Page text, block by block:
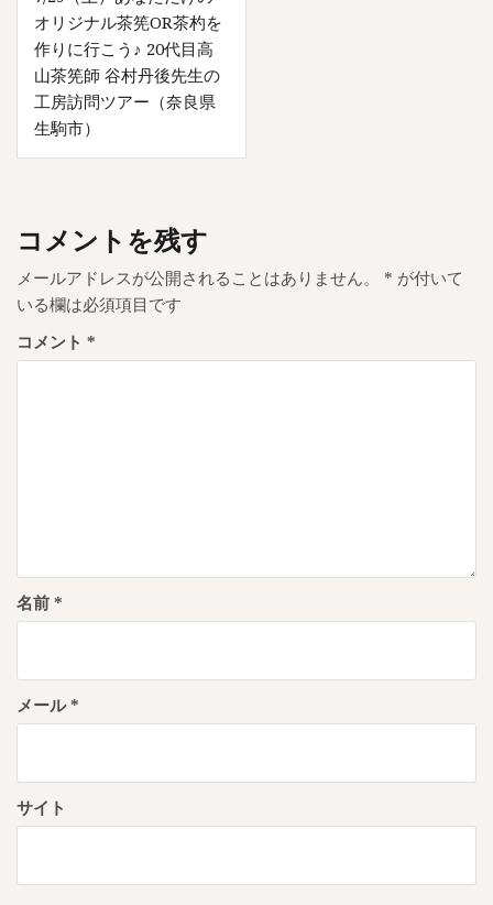
稿
ナ
ビ
ゲ
ー
ョ
ン
オリジナル茶筅OR茶杓を
作りに行こう♪ 20代目高
山茶筅師 谷村丹後先生の
工房訪問ツアー（奈良県
生駒市）
コメントを残す
メールアドレスが公開されることはありません。 * が付いて
いる欄は必須項目です
コメント *
名前 *
メール*
サイト